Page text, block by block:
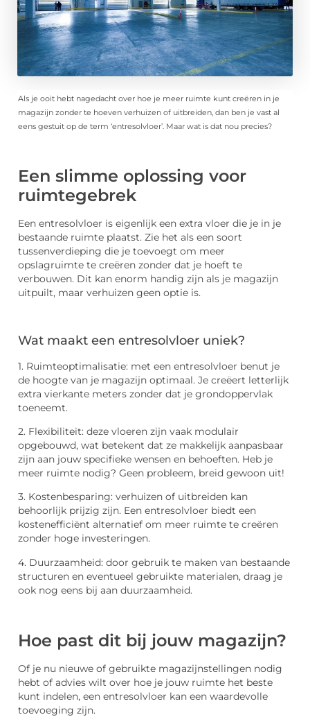
Als je ooit hebt nagedacht over hoe je meer ruimte kunt creëren in je
magazijn zonder te hoeven verhuizen of uitbreiden, dan ben je vast al
eens gestuit op de term ‘entresolvloer’. Maar wat is dat nou precies?
Een slimme oplossing voor
ruimtegebrek
Een entresolvloer is eigenlijk een extra vloer die je in je
bestaande ruimte plaatst. Zie het als een soort
tussenverdieping die je toevoegt om meer
opslagruimte te creëren zonder dat je hoeft te
verbouwen. Dit kan enorm handig zijn als je magazijn
uitpuilt, maar verhuizen geen optie is.
Wat maakt een entresolvloer uniek?
1. Ruimteoptimalisatie: met een entresolvloer benut je
de hoogte van je magazijn optimaal. Je creëert letterlijk
extra vierkante meters zonder dat je grondoppervlak
toeneemt.
2. Flexibiliteit: deze vloeren zijn vaak modulair
opgebouwd, wat betekent dat ze makkelijk aanpasbaar
zijn aan jouw specifieke wensen en behoeften. Heb je
meer ruimte nodig? Geen probleem, breid gewoon uit!
3. Kostenbesparing: verhuizen of uitbreiden kan
behoorlijk prijzig zijn. Een entresolvloer biedt een
kostenefficiënt alternatief om meer ruimte te creëren
zonder hoge investeringen.
4. Duurzaamheid: door gebruik te maken van bestaande
structuren en eventueel gebruikte materialen, draag je
ook nog eens bij aan duurzaamheid.
Hoe past dit bij jouw magazijn?
Of je nu nieuwe of gebruikte magazijnstellingen nodig
hebt of advies wilt over hoe je jouw ruimte het beste
kunt indelen, een entresolvloer kan een waardevolle
toevoeging zijn.